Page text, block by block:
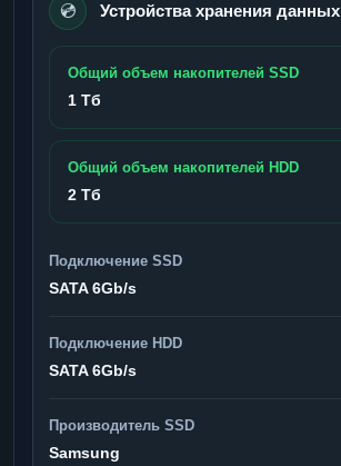
💿 Устройства хранения данных
Общий объем накопителей SSD
1 Тб
Общий объем накопителей HDD
2 Тб
Подключение SSD
SATA 6Gb/s
Подключение HDD
SATA 6Gb/s
Производитель SSD
Samsung